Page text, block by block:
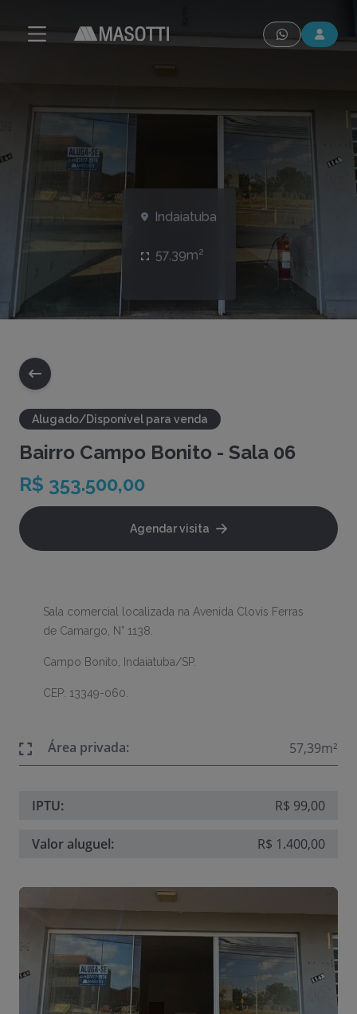
Indaiatuba
57,39m²
Alugado/Disponível para venda
Bairro Campo Bonito - Sala 06
R$ 353.500,00
Agendar visita
Sala comercial localizada na Avenida Clovis Ferras
de Camargo, N° 1138.
Campo Bonito, Indaiatuba/SP.
CEP: 13349-060.
Área privada: 57,39m²
IPTU: R$ 99,00
Valor aluguel: R$ 1.400,00